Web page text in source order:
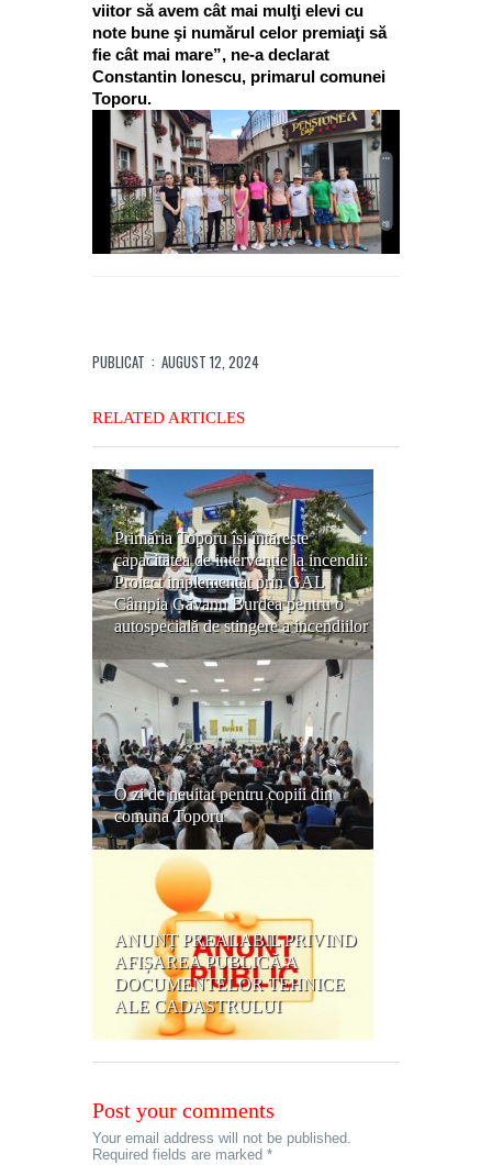
viitor să avem cât mai mulţi elevi cu
note bune şi numărul celor premiaţi să
fie cât mai mare”, ne-a declarat
Constantin Ionescu, primarul comunei
Toporu.
PUBLICAT : AUGUST 12, 2024
RELATED ARTICLES
Primăria Toporu își întărește
capacitatea de intervenție la incendii:
Proiect implementat prin GAL
Câmpia Găvanu Burdea pentru o
autospecială de stingere a incendiilor
O zi de neuitat pentru copiii din
comuna Toporu
ANUNȚ PREALABIL PRIVIND
AFIȘAREA PUBLICĂ A
DOCUMENTELOR TEHNICE
ALE CADASTRULUI
Post your comments
Your email address will not be published.
Required fields are marked *